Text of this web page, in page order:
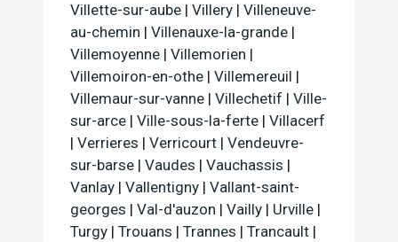
Villette-sur-aube | Villery | Villeneuve-
au-chemin | Villenauxe-la-grande |
Villemoyenne | Villemorien |
Villemoiron-en-othe | Villemereuil |
Villemaur-sur-vanne | Villechetif | Ville-
sur-arce | Ville-sous-la-ferte | Villacerf
| Verrieres | Verricourt | Vendeuvre-
sur-barse | Vaudes | Vauchassis |
Vanlay | Vallentigny | Vallant-saint-
georges | Val-d'auzon | Vailly | Urville |
Turgy | Trouans | Trannes | Trancault |